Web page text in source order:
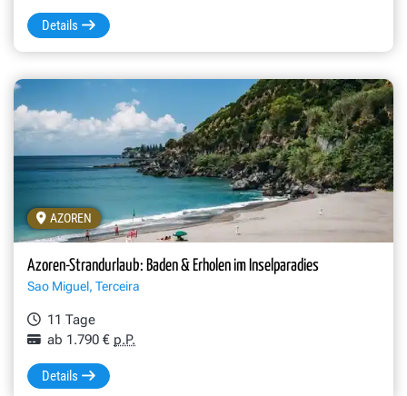
Details
AZOREN
Azoren-Strandurlaub: Baden & Erholen im Inselparadies
Sao Miguel, Terceira
11 Tage
ab 1.790 € p.P.
Details